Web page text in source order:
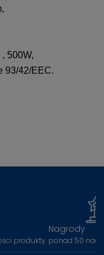
500W,
93/42/EEC.
produkty
Nagrody
ponad 50